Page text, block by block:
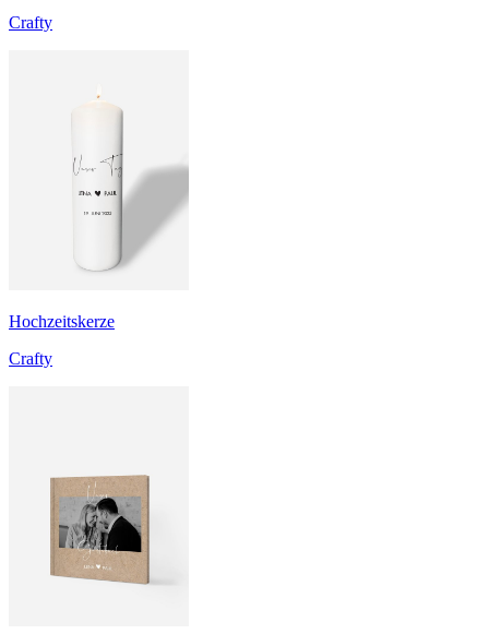
Crafty
Hochzeitskerze
Crafty